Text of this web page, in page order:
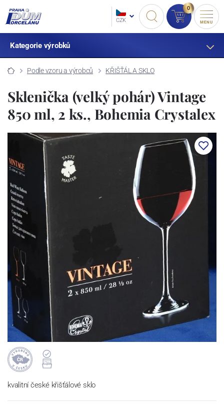
CZK
0
MENU
Kategorie výrobků
Podle vzoru a výrobců KŘIŠŤÁL A SKLO
Sklenička (velký pohár) Vintage
850 ml, 2 ks., Bohemia Crystalex
kvalitní české křišťálové sklo